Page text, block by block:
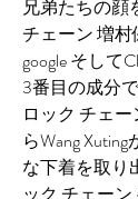
兄弟たちの顔
チェーン 増
google そして
3番目の成分
ロック チェ
らWang
な下着を取り
ック チェーン